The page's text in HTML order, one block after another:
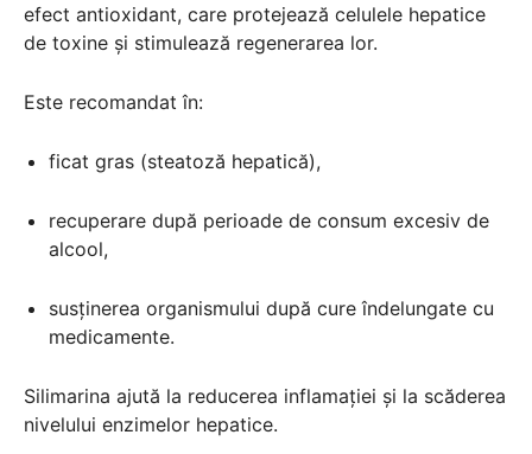
efect antioxidant, care protejează celulele hepatice
de toxine și stimulează regenerarea lor.
Este recomandat în:
ficat gras (steatoză hepatică),
recuperare după perioade de consum excesiv de
alcool,
susținerea organismului după cure îndelungate cu
medicamente.
Silimarina ajută la reducerea inflamației și la scăderea
nivelului enzimelor hepatice.